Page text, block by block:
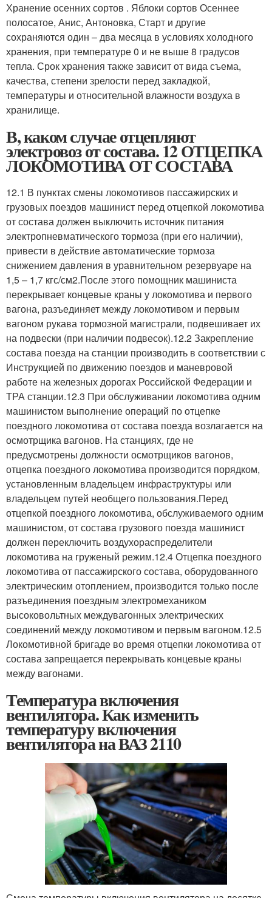
Хранение осенних сортов . Яблоки сортов Осеннее
полосатое, Анис, Антоновка, Старт и другие
сохраняются один – два месяца в условиях холодного
хранения, при температуре 0 и не выше 8 градусов
тепла. Срок хранения также зависит от вида съема,
качества, степени зрелости перед закладкой,
температуры и относительной влажности воздуха в
хранилище.
В, каком случае отцепляют
электровоз от состава. 12 ОТЦЕПКА
ЛОКОМОТИВА ОТ СОСТАВА
12.1 В пунктах смены локомотивов пассажирских и
грузовых поездов машинист перед отцепкой локомотива
от состава должен выключить источник питания
электропневматического тормоза (при его наличии),
привести в действие автоматические тормоза
снижением давления в уравнительном резервуаре на
1,5 – 1,7 кгс/см2.После этого помощник машиниста
перекрывает концевые краны у локомотива и первого
вагона, разъединяет между локомотивом и первым
вагоном рукава тормозной магистрали, подвешивает их
на подвески (при наличии подвесок).12.2 Закрепление
состава поезда на станции производить в соответствии с
Инструкцией по движению поездов и маневровой
работе на железных дорогах Российской Федерации и
ТРА станции.12.3 При обслуживании локомотива одним
машинистом выполнение операций по отцепке
поездного локомотива от состава поезда возлагается на
осмотрщика вагонов. На станциях, где не
предусмотрены должности осмотрщиков вагонов,
отцепка поездного локомотива производится порядком,
установленным владельцем инфраструктуры или
владельцем путей необщего пользования.Перед
отцепкой поездного локомотива, обслуживаемого одним
машинистом, от состава грузового поезда машинист
должен переключить воздухораспределители
локомотива на груженый режим.12.4 Отцепка поездного
локомотива от пассажирского состава, оборудованного
электрическим отоплением, производится только после
разъединения поездным электромехаником
высоковольтных междувагонных электрических
соединений между локомотивом и первым вагоном.12.5
Локомотивной бригаде во время отцепки локомотива от
состава запрещается перекрывать концевые краны
между вагонами.
Температура включения
вентилятора. Как изменить
температуру включения
вентилятора на ВАЗ 2110